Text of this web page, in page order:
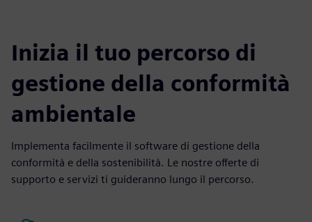
Inizia il tuo percorso di
gestione della conformità
ambientale
Implementa facilmente il software di gestione della
conformità e della sostenibilità. Le nostre offerte di
supporto e servizi ti guideranno lungo il percorso.